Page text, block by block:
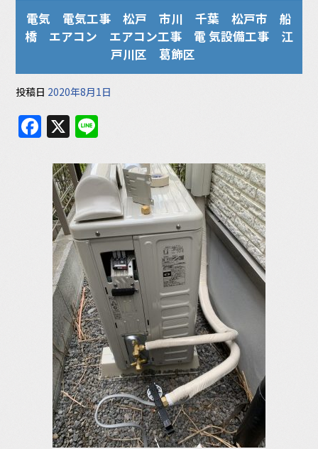
電気 電気工事 松戸 市川 千葉 松戸市 船
橋 エアコン エアコン工事 電 気設備工事 江
戸川区 葛飾区
投稿日 2020年8月1日
F
a
c
e
b
o
o
k
X
e